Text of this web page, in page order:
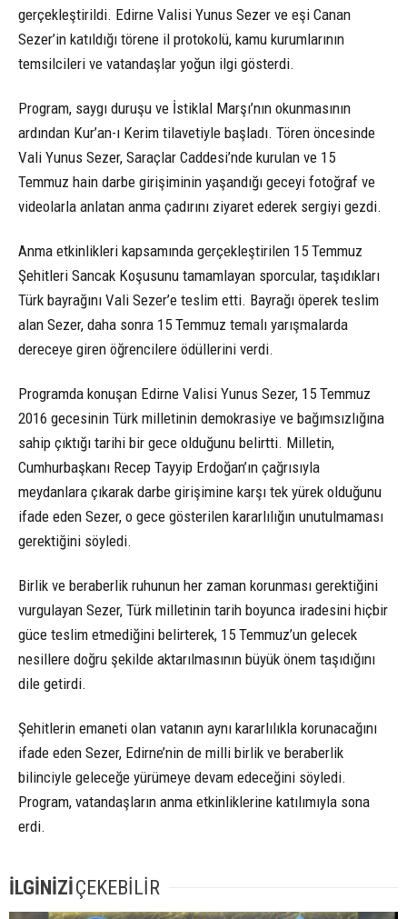
gerçekleştirildi. Edirne Valisi Yunus Sezer ve eşi Canan
Sezer’in katıldığı törene il protokolü, kamu kurumlarının
temsilcileri ve vatandaşlar yoğun ilgi gösterdi.
Program, saygı duruşu ve İstiklal Marşı’nın okunmasının
ardından Kur’an-ı Kerim tilavetiyle başladı. Tören öncesinde
Vali Yunus Sezer, Saraçlar Caddesi’nde kurulan ve 15
Temmuz hain darbe girişiminin yaşandığı geceyi fotoğraf ve
videolarla anlatan anma çadırını ziyaret ederek sergiyi gezdi.
Anma etkinlikleri kapsamında gerçekleştirilen 15 Temmuz
Şehitleri Sancak Koşusunu tamamlayan sporcular, taşıdıkları
Türk bayrağını Vali Sezer’e teslim etti. Bayrağı öperek teslim
alan Sezer, daha sonra 15 Temmuz temalı yarışmalarda
dereceye giren öğrencilere ödüllerini verdi.
Programda konuşan Edirne Valisi Yunus Sezer, 15 Temmuz
2016 gecesinin Türk milletinin demokrasiye ve bağımsızlığına
sahip çıktığı tarihi bir gece olduğunu belirtti. Milletin,
Cumhurbaşkanı Recep Tayyip Erdoğan’ın çağrısıyla
meydanlara çıkarak darbe girişimine karşı tek yürek olduğunu
ifade eden Sezer, o gece gösterilen kararlılığın unutulmaması
gerektiğini söyledi.
Birlik ve beraberlik ruhunun her zaman korunması gerektiğini
vurgulayan Sezer, Türk milletinin tarih boyunca iradesini hiçbir
güce teslim etmediğini belirterek, 15 Temmuz’un gelecek
nesillere doğru şekilde aktarılmasının büyük önem taşıdığını
dile getirdi.
Şehitlerin emaneti olan vatanın aynı kararlılıkla korunacağını
ifade eden Sezer, Edirne’nin de milli birlik ve beraberlik
bilinciyle geleceğe yürümeye devam edeceğini söyledi.
Program, vatandaşların anma etkinliklerine katılımıyla sona
erdi.
İLGİNİZİÇEKEBİLİR